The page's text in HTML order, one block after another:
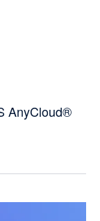
AnyCloud®️